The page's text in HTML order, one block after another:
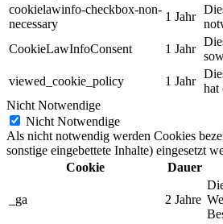
cookielawinfo-checkbox-non-
necessary
1 Jahr
CookieLawInfoConsent
1 Jahr
viewed_cookie_policy
1 Jahr
hat
Nicht Notwendige
Nicht Notwendige
Als nicht notwendig werden Cookies
sonstige eingebettete Inhalte) eingesetzt
Cookie
Dauer
_ga 2 Jahre